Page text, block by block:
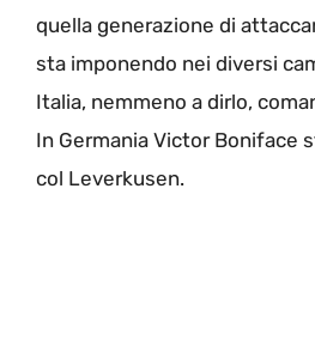
quella generazione di
sta imponendo nei diversi
Italia, nemmeno a dirlo,
In Germania Victor Boniface
col Leverkusen.